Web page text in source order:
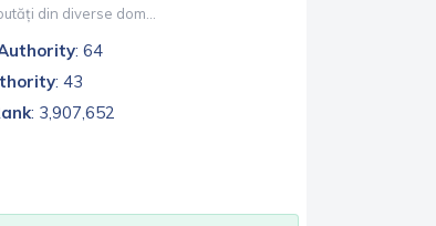
din diverse dom...
: 64
: 43
: 3,907,652